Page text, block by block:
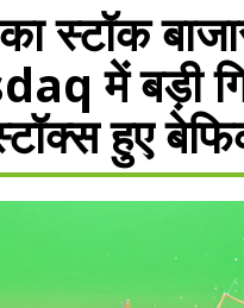
स्टॉक
में बड़ी
हुए